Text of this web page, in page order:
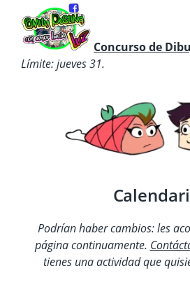
Concurso de
Límite: jueves 31.
Podrían haber cambios: les
página continuamente.
tienes una actividad que